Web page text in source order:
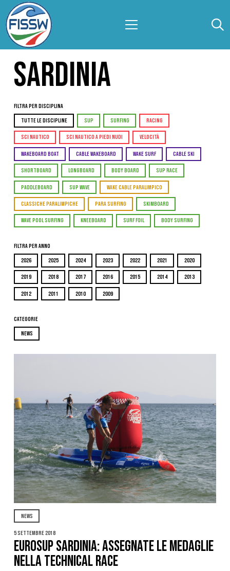
SARDINIA
Filtra per Disciplina
TUTTE LE DISCIPLINE SUP SURFING RACING
SCI NAUTICO SCI NAUTICO A PIEDI NUDI VELOCITÀ
WAKEBOARD BOAT CABLE WAKEBOARD WAKE SURF CABLE SKI
SHORTBOARD LONGBOARD BODY BOARD SUP RACE
PADDLEBOARD SUP WAVE WAKE CABLE PARALIMPICO
CLASSICHE PARALIMPICHE PARA SURFING SKIMBOARD
WAVE POOL SURFING KNEEBOARD SURF FOIL BODY SURFING
Filtra per Anno
2026 2025 2024 2023 2022 2021 2020
2019 2018 2017 2016 2015 2014 2013
2012 2011 2010 2009
Categorie
NEWS
NEWS
5 Settembre 2018
EuroSUP Sardinia: assegnate le medaglie
nella Technical Race